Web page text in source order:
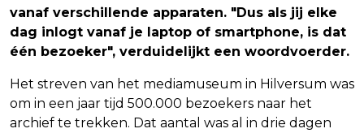
vanaf verschillende apparaten. "Dus als jij elke
dag inlogt vanaf je laptop of smartphone, is dat
één bezoeker", verduidelijkt een woordvoerder.
Het streven van het mediamuseum in Hilversum was
om in een jaar tijd 500.000 bezoekers naar het
archief te trekken. Dat aantal was al in drie dagen